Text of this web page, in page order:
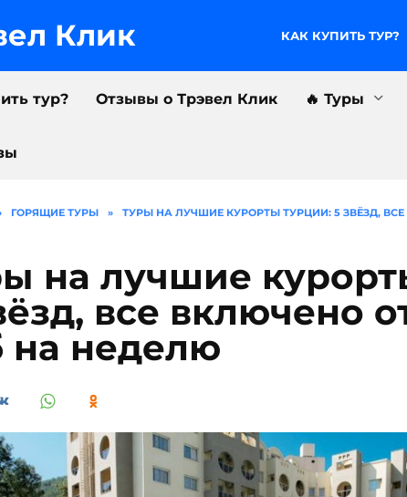
Клик КАК КУПИТЬ ТУР?
тур? Отзывы о Трэвел Клик 🔥 Туры
ГОРЯЩИЕ ТУРЫ »
ТУРЫ НА ЛУЧШИЕ КУРОРТЫ ТУРЦИИ: 5 ЗВЁЗД,
на лучшие
все включено
на неделю